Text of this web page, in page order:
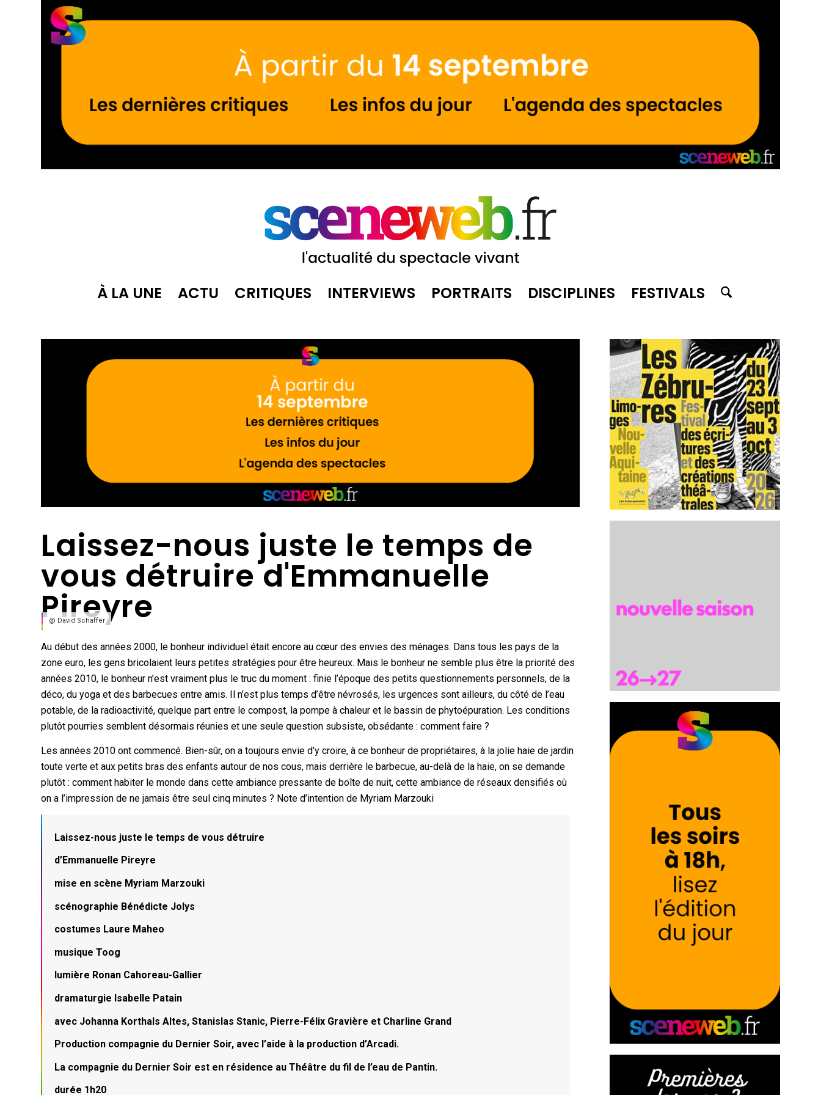
À LA UNE ACTU CRITIQUES INTERVIEWS PORTRAITS DISCIPLINES FESTIVALS
Laissez-nous juste le temps de
vous détruire d'Emmanuelle
Pireyre
@ David Schaffer
Au début des années 2000, le bonheur individuel était encore au cœur des envies des ménages. Dans tous les pays de la
zone euro, les gens bricolaient leurs petites stratégies pour être heureux. Mais le bonheur ne semble plus être la priorité des
années 2010, le bonheur n’est vraiment plus le truc du moment : finie l’époque des petits questionnements personnels, de la
déco, du yoga et des barbecues entre amis. Il n’est plus temps d’être névrosés, les urgences sont ailleurs, du côté de l’eau
potable, de la radioactivité, quelque part entre le compost, la pompe à chaleur et le bassin de phytoépuration. Les conditions
plutôt pourries semblent désormais réunies et une seule question subsiste, obsédante : comment faire ?
Les années 2010 ont commencé. Bien-sûr, on a toujours envie d’y croire, à ce bonheur de propriétaires, à la jolie haie de jardin
toute verte et aux petits bras des enfants autour de nos cous, mais derrière le barbecue, au-delà de la haie, on se demande
plutôt : comment habiter le monde dans cette ambiance pressante de boîte de nuit, cette ambiance de réseaux densifiés où
on a l’impression de ne jamais être seul cinq minutes ? Note d’intention de Myriam Marzouki
Laissez-nous juste le temps de vous détruire
d’Emmanuelle Pireyre
mise en scène Myriam Marzouki
scénographie Bénédicte Jolys
costumes Laure Maheo
musique Toog
lumière Ronan Cahoreau-Gallier
dramaturgie Isabelle Patain
avec Johanna Korthals Altes, Stanislas Stanic, Pierre-Félix Gravière et Charline Grand
Production compagnie du Dernier Soir, avec l’aide à la production d’Arcadi.
La compagnie du Dernier Soir est en résidence au Théâtre du fil de l’eau de Pantin.
durée 1h20